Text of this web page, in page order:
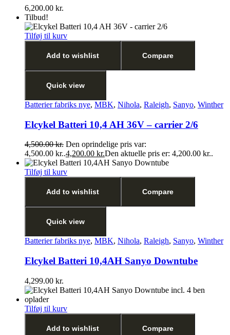
6,200.00 kr.
Tilbud!
Tilføj til kurv
Add to wishlist Compare
Quick view
Batterier fabriks nye, MBK, Nihola, Raleigh, Sanyo, Winther
Elcykel Batteri 10,4 AH 36V – carrier 2/6
4,500.00kr. Den oprindelige pris var:
4,500.00 kr..4,200.00 kr.Den aktuelle pris er: 4,200.00 kr..
Tilføj til kurv
Add to wishlist Compare
Quick view
Batterier fabriks nye, MBK, Nihola, Raleigh, Sanyo, Winther
Elcykel Batteri 10,4AH Sanyo Downtube
4,299.00 kr.
Tilføj til kurv
Add to wishlist Compare